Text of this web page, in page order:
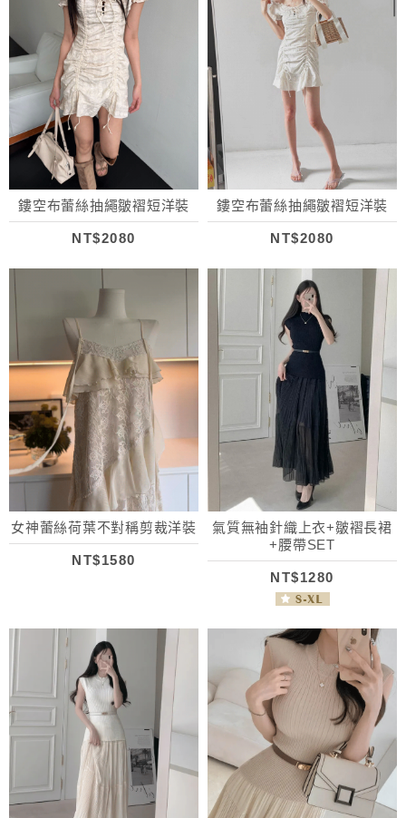
鏤空布蕾絲抽繩皺褶短洋裝
NT$2080
鏤空布蕾絲抽繩皺褶短洋裝
NT$2080
女神蕾絲荷葉不對稱剪裁洋裝
NT$1580
氣質無袖針織上衣+皺褶長裙
+腰帶SET
NT$1280